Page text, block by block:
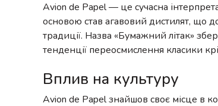
Avion de Papel — це сучасна
основою став агавовий дистилят, що
традиції. Назва «Бумажний літак»
тенденції переосмислення класики
Вплив на культуру
Avion de Papel знайшов своє місце в